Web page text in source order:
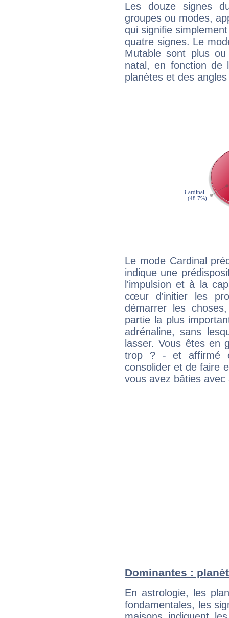
Les douze signes
groupes ou modes,
qui signifie
quatre signes. Le
Mutable sont plus
natal, en fonction de
planètes et des
Le mode Cardinal
indique une
l'impulsion et à la
cœur d'initier les
démarrer les
partie la plus
adrénaline, sans
lasser. Vous êtes en
trop ? - et affirmé
consolider et de faire
vous avez bâties avec
Dominantes :
En astrologie, les
fondamentales, les